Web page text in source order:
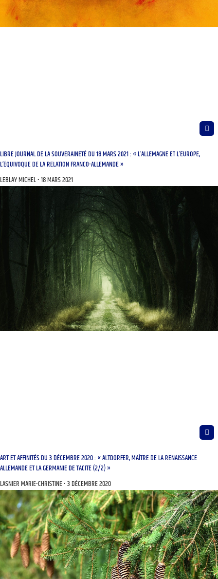
LIBRE JOURNAL DE LA SOUVERAINETÉ DU 18 MARS 2021 : « L’ALLEMAGNE ET L’EUROPE,
L’ÉQUIVOQUE DE LA RELATION FRANCO-ALLEMANDE »
LEBLAY MICHEL 18 MARS 2021
ART ET AFFINITÉS DU 3 DÉCEMBRE 2020 : « ALTDORFER, MAÎTRE DE LA RENAISSANCE
ALLEMANDE ET LA GERMANIE DE TACITE (2/2) »
LASNIER MARIE-CHRISTINE 3 DÉCEMBRE 2020